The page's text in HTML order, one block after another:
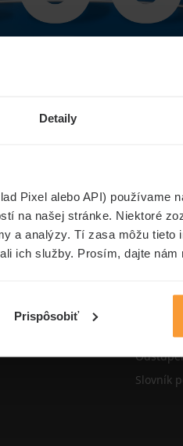
Detaily
Pixel alebo API) používame
na našej stránke. Niektoré
a analýzy. Tí zasa môžu tieto
ich služby. Prosím, dajte nám
Prispôsobiť
Poisťovne
Slovník